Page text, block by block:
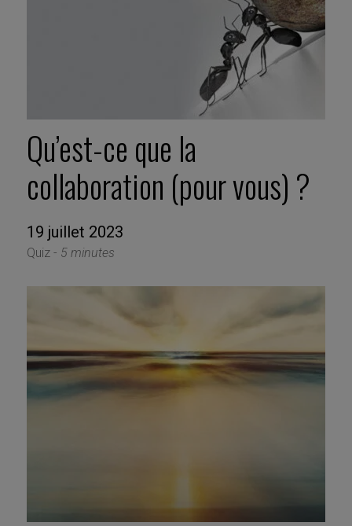
Qu’est-ce que la
collaboration (pour vous) ?
19 juillet 2023
Quiz - 5 minutes